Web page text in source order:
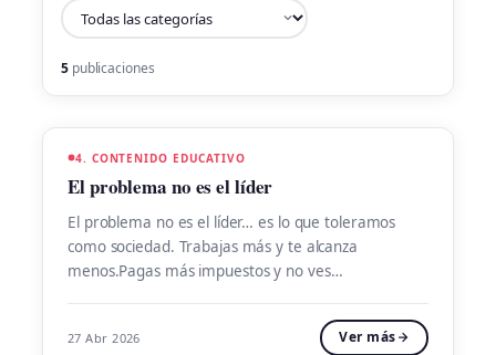
5publicaciones
4. CONTENIDO EDUCATIVO
El problema no es el líder
El problema no es el líder… es lo que toleramos
como sociedad. Trabajas más y te alcanza
menos.Pagas más impuestos y no ves
pero nada cambia. ¿Qué diferencia a un líder que
libera de un líder que esclaviza? No es carisma.No
27 Abr 2026 Ver más